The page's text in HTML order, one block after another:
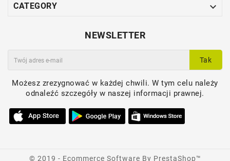
CATEGORY 
NEWSLETTER
Tak
Możesz zrezygnować w każdej chwili. W tym celu należy
odnaleźć szczegóły w naszej informacji prawnej.
© 2019 - Ecommerce Software By PrestaShop™